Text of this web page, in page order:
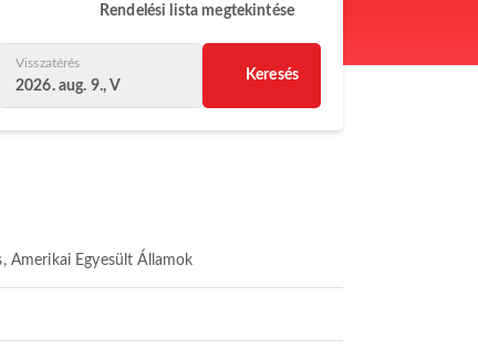
Rendelési lista megtekintése
Visszatérés
2026. aug. 9., V
Keresés
Amerikai Egyesült Államok